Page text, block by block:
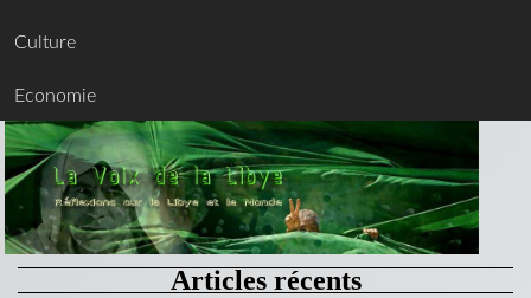
Culture
Economie
Articles récents